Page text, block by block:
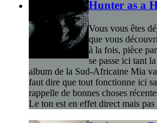
Hunter as a
Vous vous êtes
que vous
à la fois, pièce
se passe ici tant
album de la Sud-Africaine Mia
faut dire que tout fonctionne ici
rappelle de bonnes choses
Le ton est en effet direct mais